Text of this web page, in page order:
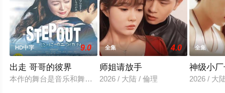
HD中字 9.0
出走 哥哥的彼界
本作的舞台是音乐和舞蹈融入生活的冲绳。与母亲朱音、妹妹
全集 4.0
师姐请放手
2026 / 大陆 / 倫理
全集
神级小
2026 / 大